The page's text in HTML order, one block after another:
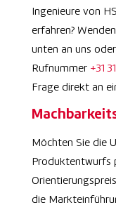
Ingenieure von
erfahren?
unten an uns
Rufnummer +31
Frage direkt an
Möchten Sie die
Produktentwurfs
die